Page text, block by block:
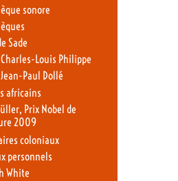
sonore
Sade
Louis Philippe
Paul Dollé
africains
Prix Nobel de
2009
coloniaux
personnels
White